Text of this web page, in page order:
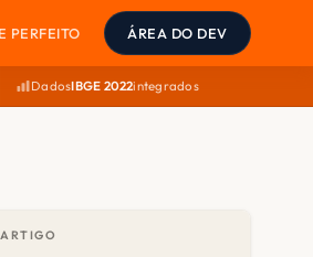
PERFEITO ÁREA DO DEV
DadosIBGE 2022integrados